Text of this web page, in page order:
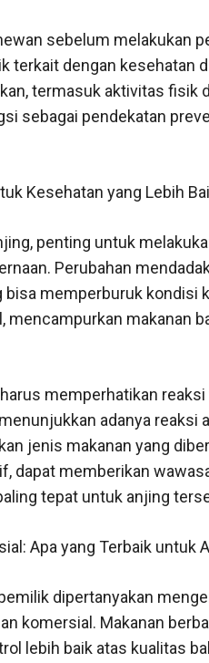
sebelum melakukan
dengan kesehatan
termasuk aktivitas fisik
sebagai pendekatan
Kesehatan yang Lebih
penting untuk
Perubahan
memperburuk kondisi
mencampurkan makanan
memperhatikan
adanya reaksi
jenis makanan yang
dapat memberikan
tepat untuk anjing
Apa yang Terbaik untuk
dipertanyakan
komersial. Makanan
lebih baik atas kualitas